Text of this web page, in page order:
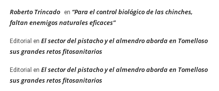
Roberto Trincado en “Para el control biológico de las chinches,
faltan enemigos naturales eficaces”
Editorial en El sector del pistacho y el almendro aborda en Tomelloso
sus grandes retos fitosanitarios
Editorial en El sector del pistacho y el almendro aborda en Tomelloso
sus grandes retos fitosanitarios